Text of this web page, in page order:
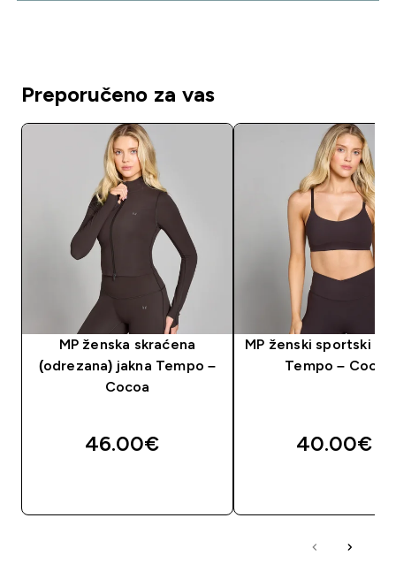
Preporučeno za vas
MP ženska skraćena
(odrezana) jakna Tempo –
Cocoa
46.00€‎
MP ženski sportski
Tempo – Cocoa
40.00€‎